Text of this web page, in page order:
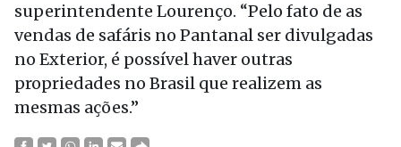
superintendente Lourenço. “Pelo fato de as
vendas de safáris no Pantanal ser divulgadas
no Exterior, é possível haver outras
propriedades no Brasil que realizem as
mesmas ações.”